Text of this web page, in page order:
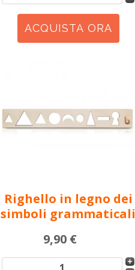
Righello in legno dei
simboli grammaticali
9,90 €